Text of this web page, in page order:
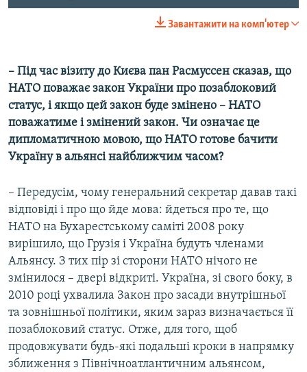
Завантажити на комп'ютер
– Під час візиту до Києва пан Расмуссен сказав, що
НАТО поважає закон України про позаблоковий
статус, і якщо цей закон буде змінено – НАТО
поважатиме і змінений закон. Чи означає це
дипломатичною мовою, що НАТО готове бачити
Україну в альянсі найближчим часом?
– Передусім, чому генеральний секретар давав такі
відповіді і про що йде мова: йдеться про те, що
НАТО на Бухарестському саміті 2008 року
вирішило, що Грузія і Україна будуть членами
Альянсу. З тих пір зі сторони НАТО нічого не
змінилося – двері відкриті. Україна, зі свого боку, в
2010 році ухвалила Закон про засади внутрішньої
та зовнішньої політики, яким зараз визначається її
позаблоковий статус. Отже, для того, щоб
продовжувати будь-які подальші кроки в напрямку
зближення з Північноатлантичним альянсом,